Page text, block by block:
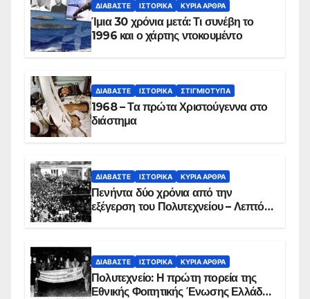
ΔΙΑΒΆΣΤΕ ΙΣΤΟΡΙΚΆ ΚΥΡΙΑ ΑΡΘΡΑ
Ίμια 30 χρόνια μετά: Τι συνέβη το
1996 και ο χάρτης ντοκουμέντο
ΔΙΑΒΆΣΤΕ ΙΣΤΟΡΙΚΆ ΣΤΙΓΜΙΌΤΥΠΑ
1968 – Τα πρώτα Χριστούγεννα στο
διάστημα
ΔΙΑΒΆΣΤΕ ΙΣΤΟΡΙΚΆ ΚΥΡΙΑ ΑΡΘΡΑ
Πενήντα δύο χρόνια από την
εξέγερση του Πολυτεχνείου – Λεπτό
ΔΙΑΒΆΣΤΕ ΙΣΤΟΡΙΚΆ ΚΥΡΙΑ ΑΡΘΡΑ
Πολυτεχνείο: Η πρώτη πορεία της
Εθνικής Φοιτητικής Ένωσης Ελλάδος